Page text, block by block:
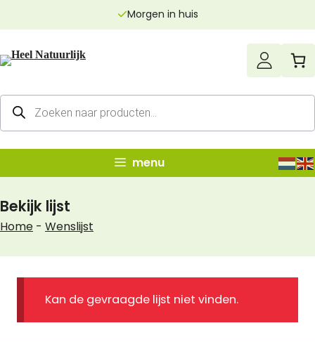
inhoud
Morgen in huis
Producten
zoeken
menu
Bekijk lijst
Home - Wenslijst
Kan de gevraagde lijst niet vinden.